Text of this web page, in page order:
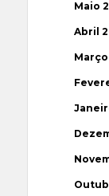
Maio
Abril
Março